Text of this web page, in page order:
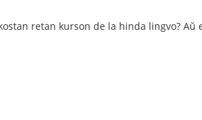
retan kurson de la hinda lingvo? Aŭ